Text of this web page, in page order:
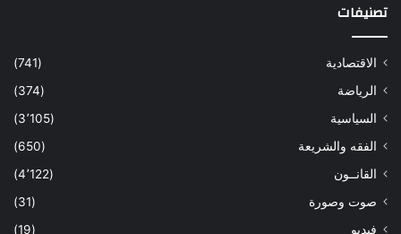
تصنيفات
الاقتصادية
(741)
الرياضة
(374)
السياسية
(3٬105)
الفقه والشريعة
(650)
القانــون
(4٬122)
صوت وصورة
(31)
فيديو
(19)